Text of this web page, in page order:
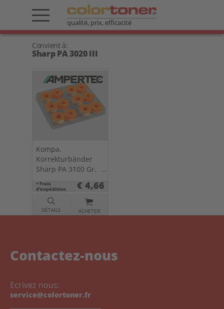
qualité, prix, efficacité
Convient à:
Sharp PA 3020 III
Kompa.
Korrekturbänder
Sharp PA 3100 Gr.
302 Lift-Off 0302.01
VE=PE=6
+ Frais
d’expédition
€ 4,66
DÉTAILS ACHETER
Contactez-nous
Ecrivez nous:
service@colortoner.fr